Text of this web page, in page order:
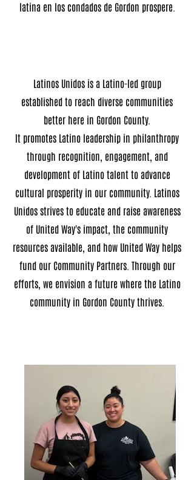
latina en los condados de Gordon prospere.
Latinos Unidos is a Latino-led group
established to reach diverse communities
better here in Gordon County.
It promotes Latino leadership in philanthropy
through recognition, engagement, and
development of Latino talent to advance
cultural prosperity in our community. Latinos
Unidos strives to educate and raise awareness
of United Way's impact, the community
resources available, and how United Way helps
fund our Community Partners. Through our
efforts, we envision a future where the Latino
community in Gordon County thrives.